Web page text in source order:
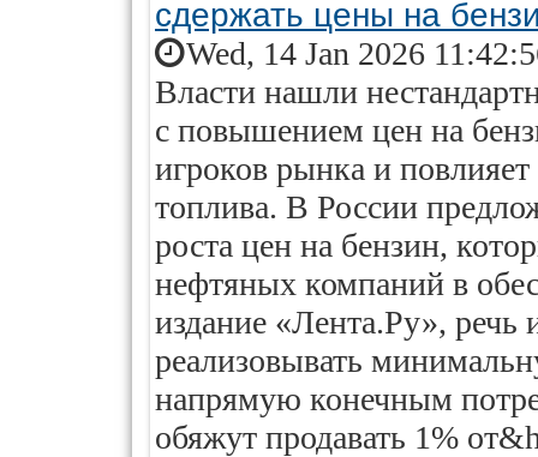
сдержать цены на
Wed, 14 Jan 2026
Власти нашли
с повышением цен на
игроков рынка и
топлива. В России
роста цен на бензин,
нефтяных компаний в
издание «Лента.Ру»,
реализовывать
напрямую конечным
обяжут продавать 1%